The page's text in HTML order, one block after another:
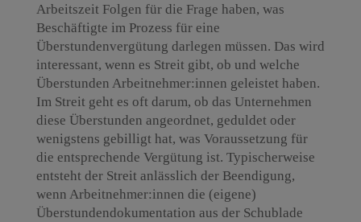
Arbeitszeit Folgen für die Frage haben, was
Beschäftigte im Prozess für eine
Überstundenvergütung darlegen müssen. Das wird
interessant, wenn es Streit gibt, ob und welche
Überstunden Arbeitnehmer:innen geleistet haben.
Im Streit geht es oft darum, ob das Unternehmen
diese Überstunden angeordnet, geduldet oder
wenigstens gebilligt hat, was Voraussetzung für
die entsprechende Vergütung ist. Typischerweise
entsteht der Streit anlässlich der Beendigung,
wenn Arbeitnehmer:innen die (eigene)
Überstundendokumentation aus der Schublade